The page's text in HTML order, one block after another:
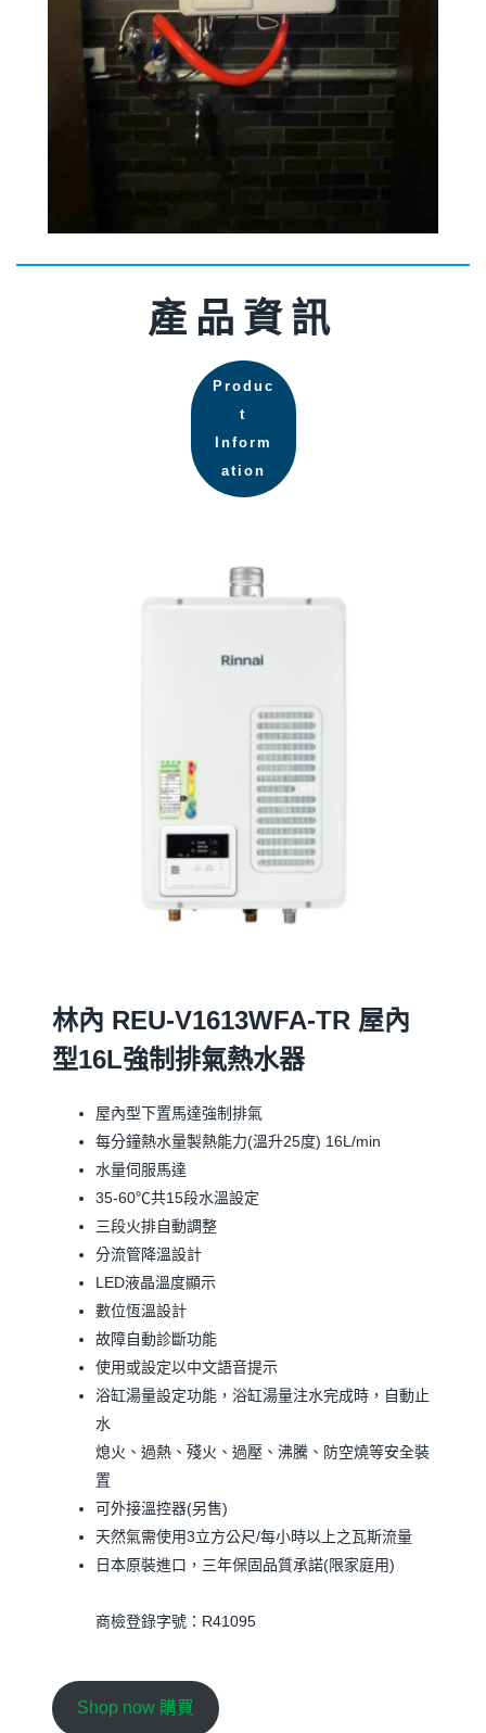
產品資訊
Produc
t
Inform
ation
林內 REU-V1613WFA-TR 屋內
型16L強制排氣熱水器
屋內型下置馬達強制排氣
每分鐘熱水量製熱能力(溫升25度) 16L/min
水量伺服馬達
35-60℃共15段水溫設定
三段火排自動調整
分流管降溫設計
LED液晶溫度顯示
數位恆溫設計
故障自動診斷功能
使用或設定以中文語音提示
浴缸湯量設定功能，浴缸湯量注水完成時，自動止
水
熄火、過熱、殘火、過壓、沸騰、防空燒等安全裝
置
可外接溫控器(另售)
天然氣需使用3立方公尺/每小時以上之瓦斯流量
日本原裝進口，三年保固品質承諾(限家庭用)
商檢登錄字號：R41095
Shop now 購買